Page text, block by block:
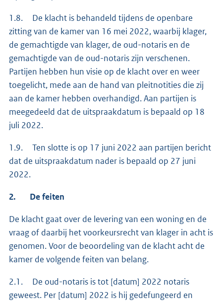
1.8. De klacht is behandeld tijdens de openbare
zitting van de kamer van 16 mei 2022, waarbij klager,
de gemachtigde van klager, de oud-notaris en de
gemachtigde van de oud-notaris zijn verschenen.
Partijen hebben hun visie op de klacht over en weer
toegelicht, mede aan de hand van pleitnotities die zij
aan de kamer hebben overhandigd. Aan partijen is
meegedeeld dat de uitspraakdatum is bepaald op 18
juli 2022.
1.9. Ten slotte is op 17 juni 2022 aan partijen bericht
dat de uitspraakdatum nader is bepaald op 27 juni
2022.
2. De feiten
De klacht gaat over de levering van een woning en de
vraag of daarbij het voorkeursrecht van klager in acht is
genomen. Voor de beoordeling van de klacht acht de
kamer de volgende feiten van belang.
2.1. De oud-notaris is tot [datum] 2022 notaris
geweest. Per [datum] 2022 is hij gedefungeerd en